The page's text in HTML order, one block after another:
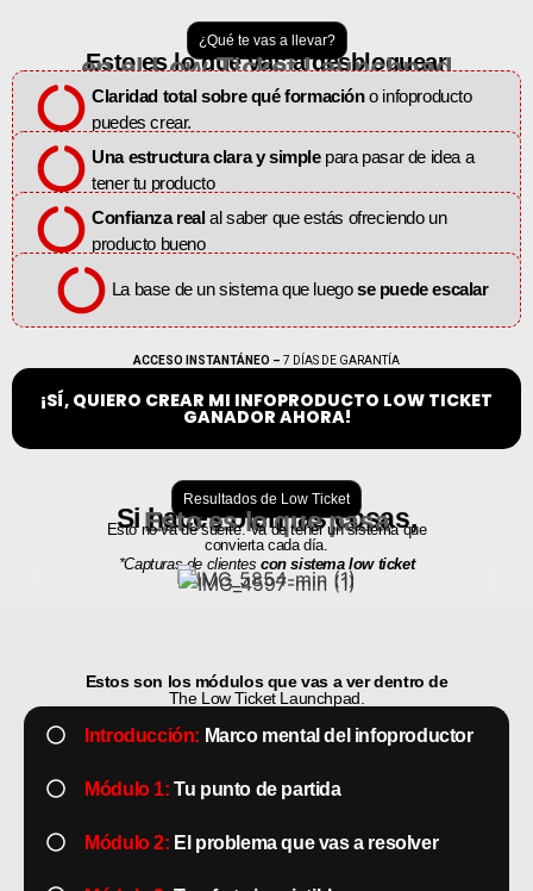
¿Qué te vas a llevar?
Esto es lo que vas a desbloquear
en el Low Ticket Launchpad
En literalmente menos de 48 horas, o incluso menos.
Claridad total sobre qué formacióno infoproducto
puedes crear.
Una estructura clara y simple para pasar de idea a
tener tu producto
Confianza realal saber que estás ofreciendo un
producto bueno
La base de un sistema que luegose puede escalar
ACCESO INSTANTÁNEO – 7 DÍAS DE GARANTÍA
¡SÍ, QUIERO CREAR MI INFOPRODUCTO LOW TICKET
GANADOR AHORA!
Resultados de Low Ticket
Si haces bien las cosas,
Esto es lo que pasa
Esto no va de suerte. Va de tener un sistema que
convierta cada día.
*Capturas de clientes con sistema low ticket
Estos son los módulos que vas a ver dentro de
The Low Ticket Launchpad.
Introducción: Marco mental del infoproductor
Módulo 1: Tu punto de partida
Módulo 2: El problema que vas a resolver